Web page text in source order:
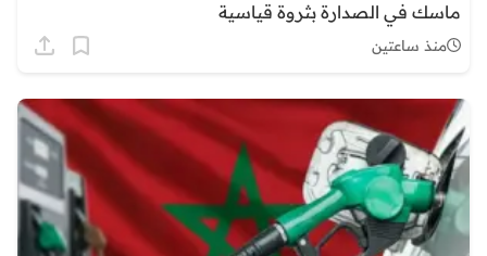
ماسك في الصدارة بثروة قياسية
منذ ساعتين